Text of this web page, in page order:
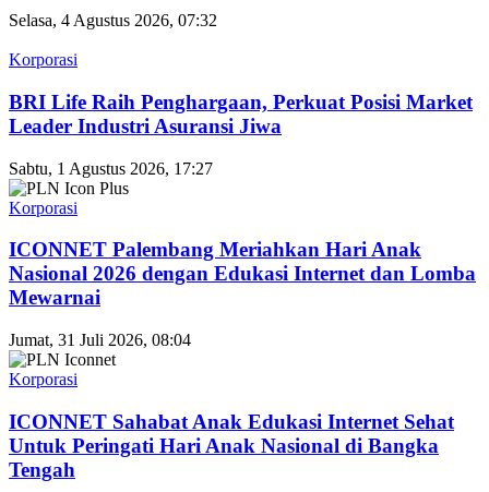
Selasa, 4 Agustus 2026, 07:32
Korporasi
BRI Life Raih Penghargaan, Perkuat Posisi Market
Leader Industri Asuransi Jiwa
Sabtu, 1 Agustus 2026, 17:27
Korporasi
ICONNET Palembang Meriahkan Hari Anak
Nasional 2026 dengan Edukasi Internet dan Lomba
Mewarnai
Jumat, 31 Juli 2026, 08:04
Korporasi
ICONNET Sahabat Anak Edukasi Internet Sehat
Untuk Peringati Hari Anak Nasional di Bangka
Tengah